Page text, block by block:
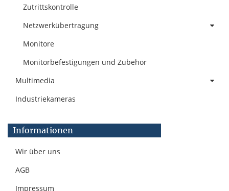
Zutrittskontrolle
Netzwerkübertragung
Monitore
Monitorbefestigungen und Zubehör
Multimedia
Industriekameras
Informationen
Wir über uns
AGB
Impressum